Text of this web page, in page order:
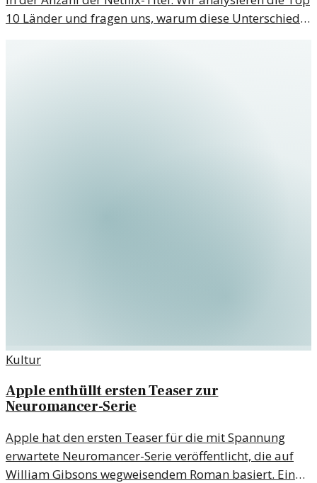
10 Länder und fragen uns, warum diese Unterschiede
Kultur
Apple enthüllt ersten Teaser zur
Neuromancer-Serie
Apple hat den ersten Teaser für die mit Spannung
erwartete Neuromancer-Serie veröffentlicht, die auf
William Gibsons wegweisendem Roman basiert. Ein